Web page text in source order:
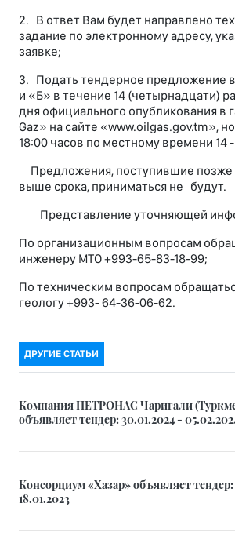
2. В ответ Вам будет направлено
задание по электронному адресу,
заявке;
3. Подать тендерное предложение
и «Б» в течение 14 (четырнадцати)
дня официального опубликования в
Gaz» на сайте «www.oilgas.gov.tm»,
18:00 часов по местному времени 14
Предложения, поступившие позже
выше срока, приниматься не будут.
Представление уточняющей
По организационным вопросам
инженеру МТО +993-65-83-18-99;
По техническим вопросам
геологу +993- 64-36-06-62.
ДРУГИЕ СТАТЬИ
Компания ПЕТРОНАС Чаригали
объявляет тендер: 30.01.2024 -
Консорциум «Хазар» объявляет тендер:
18.01.2023